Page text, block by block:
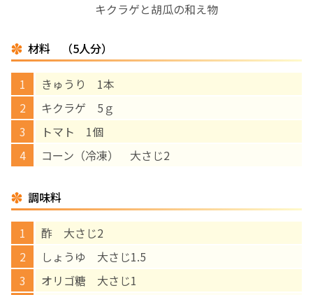
キクラゲと胡瓜の和え物
材料 （5人分）
きゅうり 1本
キクラゲ 5ｇ
トマト 1個
コーン（冷凍） 大さじ2
調味料
酢 大さじ2
しょうゆ 大さじ1.5
オリゴ糖 大さじ1
その他の診療内容
‘さんルーム’ でさまざまな講座・クラス
遠方にお住まいで当院での出産を希望される方へ
English Page